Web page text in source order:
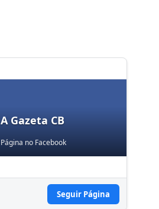
A Gazeta CB
Página no Facebook
Seguir Página